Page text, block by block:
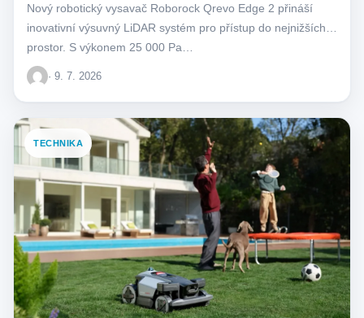
Nový robotický vysavač Roborock Qrevo Edge 2 přináší
inovativní výsuvný LiDAR systém pro přístup do nejnižších
prostor. S výkonem 25 000 Pa…
· 9. 7. 2026
TECHNIKA